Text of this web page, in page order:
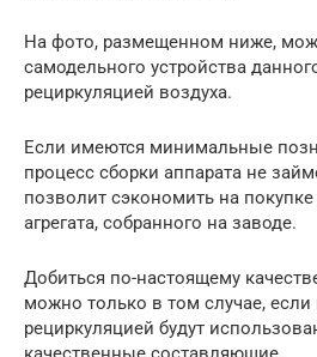
На фото, размещенном ниже,
самодельного устройства
рециркуляцией воздуха.
Если имеются минимальные
процесс сборки аппарата не
позволит сэкономить на покупке
агрегата, собранного на заводе.
Добиться по-настоящему
можно только в том случае, если
рециркуляцией будут